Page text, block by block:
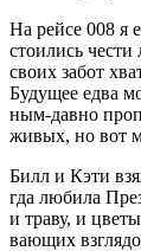
На рей­се 008 я
сто­и­лись чести
сво­их забот
Буду­щее едва
ным-дав­но
живых, но вот
Билл и Кэти
гда люби­ла
и тра­ву, и
ва­ю­щих